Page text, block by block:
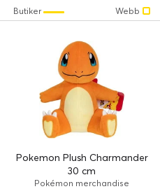
Webb
Butiker
Pokemon Plush Charmander
30 cm
Pokémon merchandise